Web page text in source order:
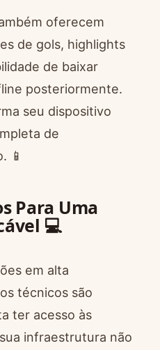
oferecem
de gols, highlights
de baixar
posteriormente.
seu dispositivo
de
📱
Para Uma
💻
em alta
técnicos são
ter acesso às
infraestrutura não